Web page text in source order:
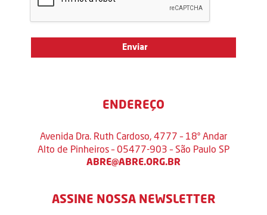
ENDEREÇO
Avenida Dra. Ruth Cardoso, 4777 – 18º Andar
Alto de Pinheiros – 05477-903 – São Paulo SP
ABRE@ABRE.ORG.BR
ASSINE NOSSA NEWSLETTER